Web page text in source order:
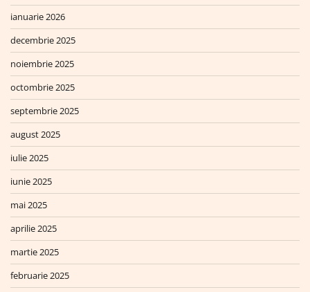
ianuarie 2026
decembrie 2025
noiembrie 2025
octombrie 2025
septembrie 2025
august 2025
iulie 2025
iunie 2025
mai 2025
aprilie 2025
martie 2025
februarie 2025